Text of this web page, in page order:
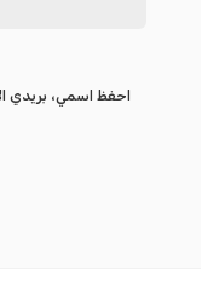
احفظ اسمي، بريدي